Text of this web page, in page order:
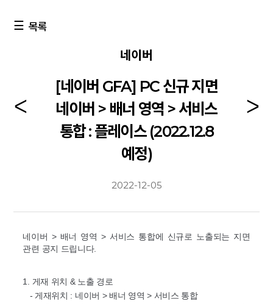
목록
네이버
[네이버 GFA] PC 신규 지면
네이버 > 배너 영역 > 서비스
통합 : 플레이스 (2022.12.8
예정)
2022-12-05
네이버 > 배너 영역 > 서비스 통합에 신규로 노출되는 지면
관련 공지 드립니다.
1. 게재 위치 & 노출 경로
- 게재위치 : 네이버 > 배너 영역 > 서비스 통합